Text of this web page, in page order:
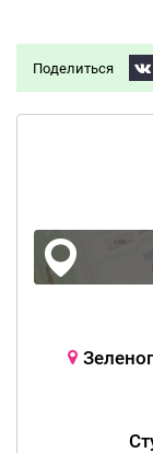
Поделиться